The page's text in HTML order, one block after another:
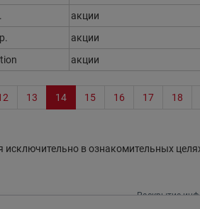
акции
акции
акции
13 14 15 16 17 18
в ознакомительных
Раскрытие